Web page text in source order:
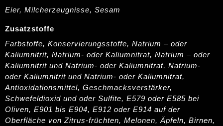
Eier, Milcherzeugnisse, Sesam
Zusatzstoffe
Farbstoffe, Konservierungsstoffe, Natrium – oder
Kaliumnitrit, Natrium- oder Kaliumnitrat, Natrium – oder
Kaliumnitrit und Natrium- oder Kaliumnitrat, Natrium-
oder Kaliumnitrit und Natrium- oder Kaliumnitrat,
Antioxidationsmittel, Geschmacksverstärker,
Schwefeldioxid und oder Sulfite, E579 oder E585 bei
Oliven, E901 bis E904, E912 oder E914 auf der
Oberfläche von Zitrus-früchten, Melonen, Äpfeln, Birnen,